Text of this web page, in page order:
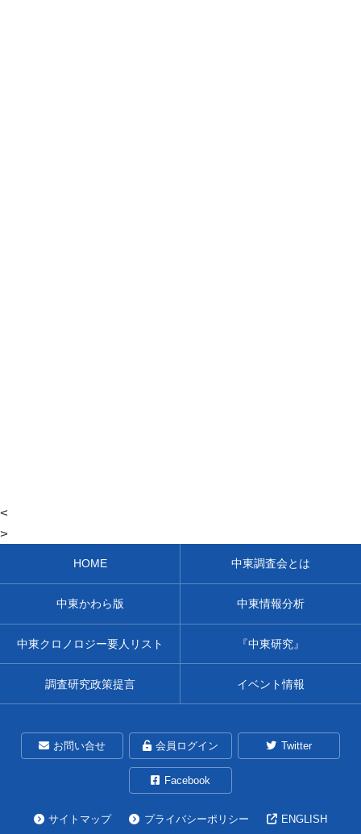
<
>
HOME 中東調査会とは
中東かわら版 中東情報分析
中東クロノロジー要人リスト 『中東研究』
調査研究政策提言 イベント情報
お問い合せ 会員ログイン Twitter
Facebook
サイトマップ プライバシーポリシー ENGLISH